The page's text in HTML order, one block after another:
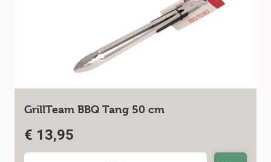
GrillTeam BBQ Tang 50 cm
€ 13,95